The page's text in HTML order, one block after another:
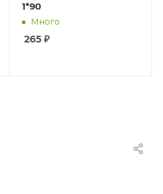
1*90
Много
265₽